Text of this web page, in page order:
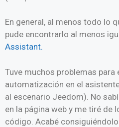
En general, al menos todo lo
pude encontrarlo al menos
Assistant.
Tuve muchos problemas para
automatización en el
al escenario Jeedom). No
en la página web y me tiré de
código. Acabé